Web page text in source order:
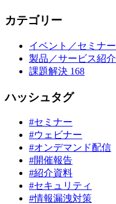
カテゴリー
イベント／セミナー
製品／サービス紹介
課題解決 168
ハッシュタグ
#セミナー
#ウェビナー
#オンデマンド配信
#開催報告
#紹介資料
#セキュリティ
#情報漏洩対策